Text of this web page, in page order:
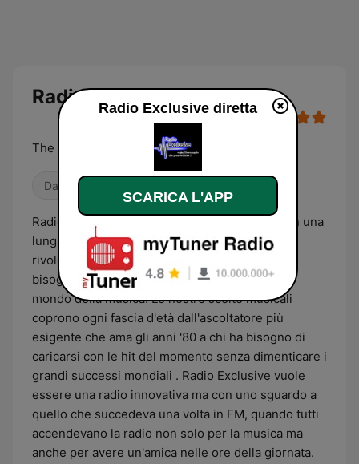
Radio Exclusive diretta
The best music H 24
Dance / EDM
Radio Exclusive di costituzione giovane ma con una
lunga esperienza nel settore musicale, vuole
rivolgersi ad un pubblico di tutte le età che ha
bisogno di conoscere tutto ciò che accade nel
mondo della musica. Le nostre scelte musicali
coprono ogni fascia d'età dall'ascoltatore più
esigente che ama gli anni '80 a chi ha bisogno di
caricarsi con le hit del momento senza dimenticare i
grandi successi mondiali . Radio Exclusive vuole
essere una radio innovativa ma con uno sguardo a
quello che succedeva una volta in FM, quando tutti
accendevano la radio non solo per la musica ma
anche per avere un'amica nelle ore della giornata.
Radio Exclusive diretta
SCARICA L'APP